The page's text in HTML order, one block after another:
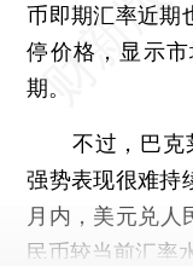
币即期汇率近期
停价格，显示
期。
不过，巴克莱
强势表现很难持
月内，美元兑人
民币较当前汇率